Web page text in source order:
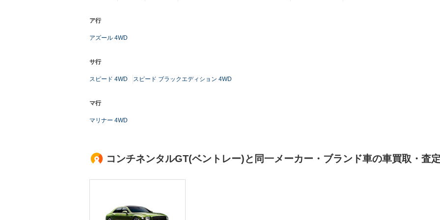
ア行
アズール 4WD
サ行
スピード 4WD スピード ブラックエディション 4WD
マ行
マリナー 4WD
コンチネンタルGT(ベントレー)と同一メーカー・ブランド車の車買取・査